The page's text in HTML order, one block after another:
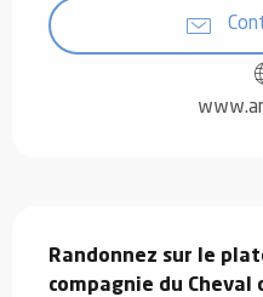
Randonnez sur le
compagnie du Cheval